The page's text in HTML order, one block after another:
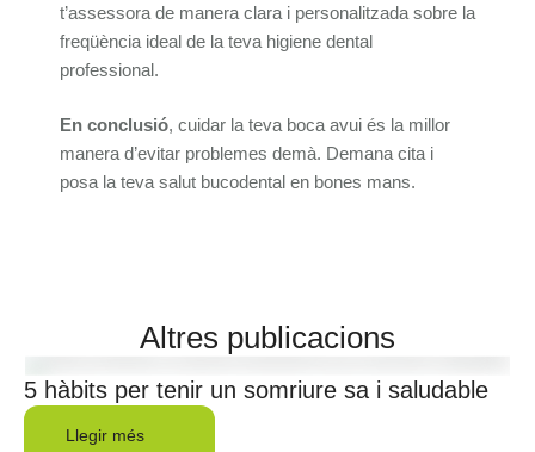
t’assessora de manera clara i personalitzada sobre la
freqüència ideal de la teva higiene dental
professional.
En conclusió, cuidar la teva boca avui és la millor
manera d’evitar problemes demà. Demana cita i
posa la teva salut bucodental en bones mans.
Altres publicacions
5 hàbits per tenir un somriure sa i saludable
Llegir més